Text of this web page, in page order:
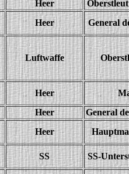
Heer
Heer General
Luftwaffe
Heer
Heer
General
Heer
SS SS-